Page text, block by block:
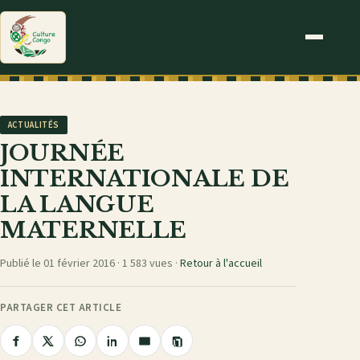
ACTUALITÉS
JOURNÉE
INTERNATIONALE DE
LA LANGUE
MATERNELLE
Publié le 01 février 2016 · 1 583 vues · Retour à l'accueil
PARTAGER CET ARTICLE
PartagerPartagerPartagerPartagerPartager
Copier